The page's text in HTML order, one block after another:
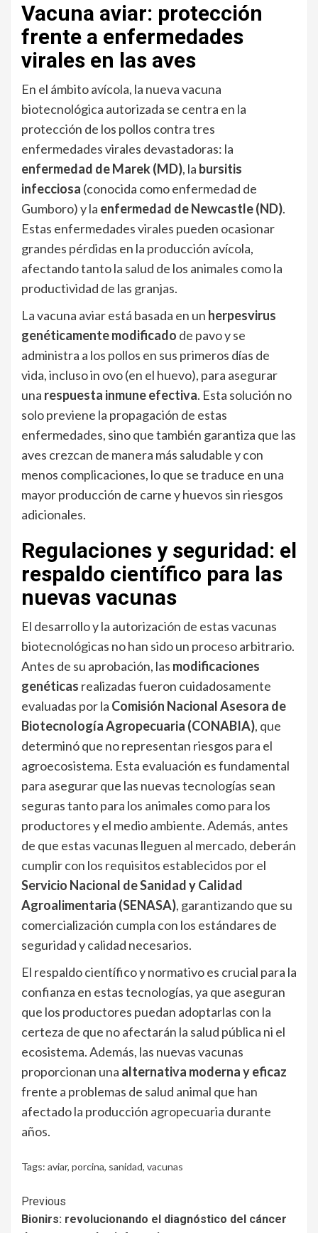
Vacuna aviar: protección
frente a enfermedades
virales en las aves
En el ámbito avícola, la nueva vacuna
biotecnológica autorizada se centra en la
protección de los pollos contra tres
enfermedades virales devastadoras: la
enfermedad de Marek (MD), la bursitis
infecciosa (conocida como enfermedad de
Gumboro) y la enfermedad de Newcastle (ND).
Estas enfermedades virales pueden ocasionar
grandes pérdidas en la producción avícola,
afectando tanto la salud de los animales como la
productividad de las granjas.
La vacuna aviar está basada en un herpesvirus
genéticamente modificado de pavo y se
administra a los pollos en sus primeros días de
vida, incluso in ovo (en el huevo), para asegurar
una respuesta inmune efectiva. Esta solución no
solo previene la propagación de estas
enfermedades, sino que también garantiza que las
aves crezcan de manera más saludable y con
menos complicaciones, lo que se traduce en una
mayor producción de carne y huevos sin riesgos
adicionales.
Regulaciones y seguridad: el
respaldo científico para las
nuevas vacunas
El desarrollo y la autorización de estas vacunas
biotecnológicas no han sido un proceso arbitrario.
Antes de su aprobación, las modificaciones
genéticas realizadas fueron cuidadosamente
evaluadas por la Comisión Nacional Asesora de
Biotecnología Agropecuaria (CONABIA), que
determinó que no representan riesgos para el
agroecosistema. Esta evaluación es fundamental
para asegurar que las nuevas tecnologías sean
seguras tanto para los animales como para los
productores y el medio ambiente. Además, antes
de que estas vacunas lleguen al mercado, deberán
cumplir con los requisitos establecidos por el
Servicio Nacional de Sanidad y Calidad
Agroalimentaria (SENASA), garantizando que su
comercialización cumpla con los estándares de
seguridad y calidad necesarios.
El respaldo científico y normativo es crucial para la
confianza en estas tecnologías, ya que aseguran
que los productores puedan adoptarlas con la
certeza de que no afectarán la salud pública ni el
ecosistema. Además, las nuevas vacunas
proporcionan una alternativa moderna y eficaz
frente a problemas de salud animal que han
afectado la producción agropecuaria durante
años.
Tags: aviar, porcina, sanidad, vacunas
Continue
Reading
Previous
Bionirs: revolucionando el diagnóstico del cáncer